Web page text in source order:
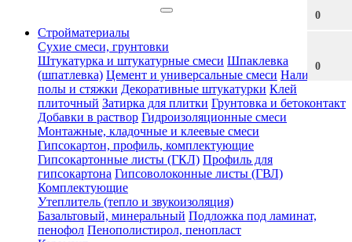
0
0
Стройматериалы
Сухие смеси, грунтовки
Штукатурка и штукатурные смеси Шпаклевка
(шпатлевка) Цемент и универсальные смеси Наливные
полы и стяжки Декоративные штукатурки Клей
плиточный Затирка для плитки Грунтовка и бетоконтакт
Добавки в раствор Гидроизоляционные смеси
Монтажные, кладочные и клеевые смеси
Гипсокартон, профиль, комплектующие
Гипсокартонные листы (ГКЛ) Профиль для
гипсокартона Гипсоволоконные листы (ГВЛ)
Комплектующие
Утеплитель (тепло и звукоизоляция)
Базальтовый, минеральный Подложка под ламинат,
пенофол Пенополистирол, пенопласт